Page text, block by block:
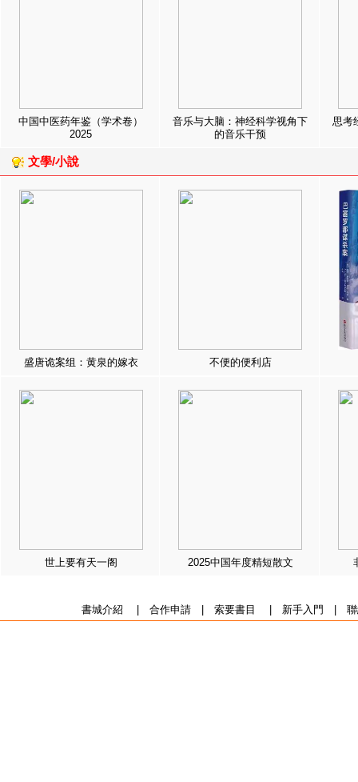
中国中医药年鉴（学术卷）
2025
音乐与大脑：神经科学视角下
的音乐干预
思考
文學/小說
盛唐诡案组：黄泉的嫁衣 不便的便利店
世上要有天一阁 2025中国年度精短散文
書城介紹 合作申請| 索要書目 新手入門